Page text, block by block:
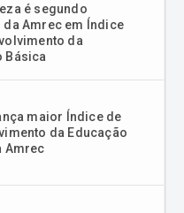
é segundo
Amrec em Índice
da
Básica
maior Índice de
da Educação
Amrec